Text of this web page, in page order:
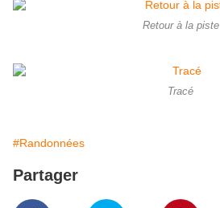
Retour à la piste
Tracé
#Randonnées
Partager